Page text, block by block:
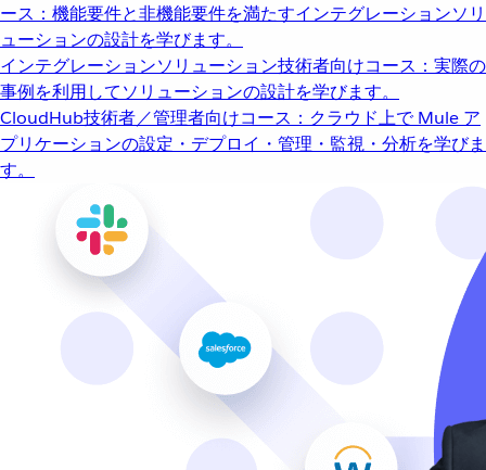
ース：機能要件と非機能要件を満たすインテグレーションソリ
ューションの設計を学びます。
インテグレーションソリューション技術者向けコース：実際の
事例を利用してソリューションの設計を学びます。
CloudHub技術者／管理者向けコース：クラウド上で Mule ア
プリケーションの設定・デプロイ・管理・監視・分析を学びま
す。